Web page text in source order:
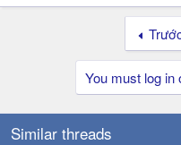
You must log in
Similar threads